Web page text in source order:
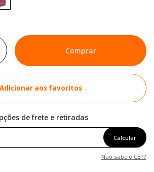
Comprar
Adicionar aos favoritos
de frete e retiradas
Calcular
Não sabe o CEP?